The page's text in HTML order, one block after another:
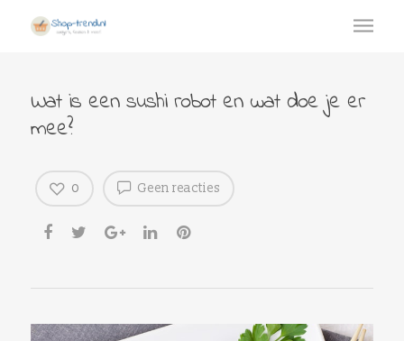
Wat is een sushi robot en wat doe je er
mee?
Geen reacties
0